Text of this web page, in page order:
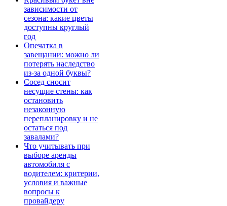
зависимости от
сезона: какие цветы
доступны круглый
год
Опечатка в
завещании: можно ли
потерять наследство
из-за одной буквы?
Сосед сносит
несущие стены: как
остановить
незаконную
перепланировку и не
остаться под
завалами?
Что учитывать при
выборе аренды
автомобиля с
водителем: критерии,
условия и важные
вопросы к
провайдеру